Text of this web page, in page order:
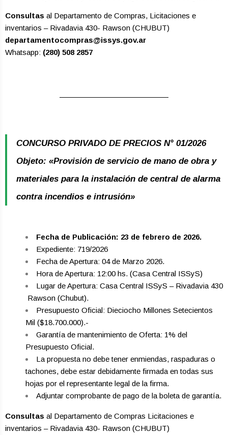
Consultas al Departamento de Compras, Licitaciones e
inventarios – Rivadavia 430- Rawson (CHUBUT)
departamentocompras@issys.gov.ar
Whatsapp: (280) 508 2857
CONCURSO PRIVADO DE PRECIOS N° 01/2026
Objeto: «Provisión de servicio de mano de obra y
materiales para la instalación de central de alarma
contra incendios e intrusión»
Fecha de Publicación: 23 de febrero de 2026.
Expediente: 719/2026
Fecha de Apertura: 04 de Marzo 2026.
Hora de Apertura: 12:00 hs. (Casa Central ISSyS)
Lugar de Apertura: Casa Central ISSyS – Rivadavia 430
­ Rawson (Chubut).
Presupuesto Oficial: Dieciocho Millones Setecientos
Mil ($18.700.000).-
Garantía de mantenimiento de Oferta: 1% del
Presupuesto Oficial.
La propuesta no debe tener enmiendas, raspaduras o
tachones, debe estar debidamente firmada en todas sus
hojas por el representante legal de la firma.
Adjuntar comprobante de pago de la boleta de garantía.
Consultas al Departamento de Compras Licitaciones e
inventarios – Rivadavia 430- Rawson (CHUBUT)